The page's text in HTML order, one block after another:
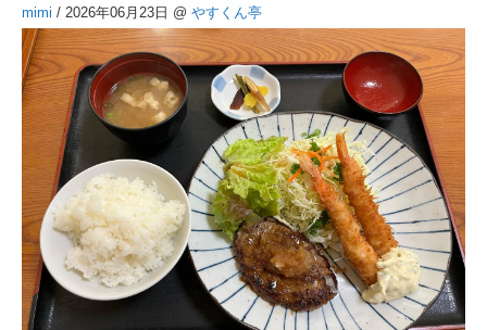
mimi / 2026年06月23日 @ やすくん亭